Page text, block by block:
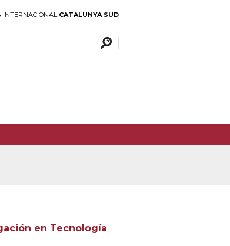
INTERNACIONAL CATALUNYA SUD
en Tecnología